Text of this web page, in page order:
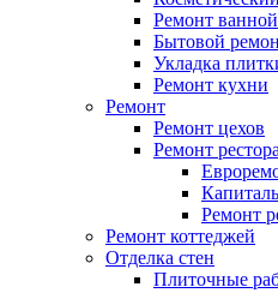
Ремонт ванной
Бытовой
Укладка
Ремонт кухни
Ремонт
Ремонт цехов
Ремонт
Ремонт
Ремонт коттеджей
Отделка стен
Плиточные